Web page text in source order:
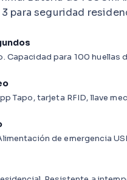
para seguridad
Capacidad para 100 huellas
Tapo, tarjeta RFID, llave
de emergencia